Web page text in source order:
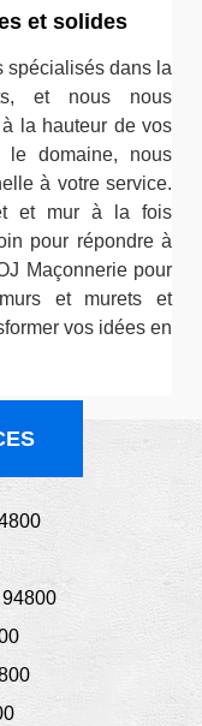
et solides
spécialisés dans la
et nous nous
la hauteur de vos
le domaine, nous
à votre service.
et mur à la fois
pour répondre à
Maçonnerie pour
et murets et
vos idées en